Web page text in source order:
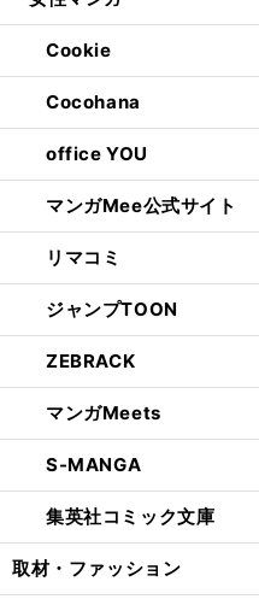
Cookie
Cocohana
office YOU
マンガMee公式サイト
リマコミ
ジャンプTOON
ZEBRACK
マンガMeets
S-MANGA
集英社コミック文庫
取材・ファッション